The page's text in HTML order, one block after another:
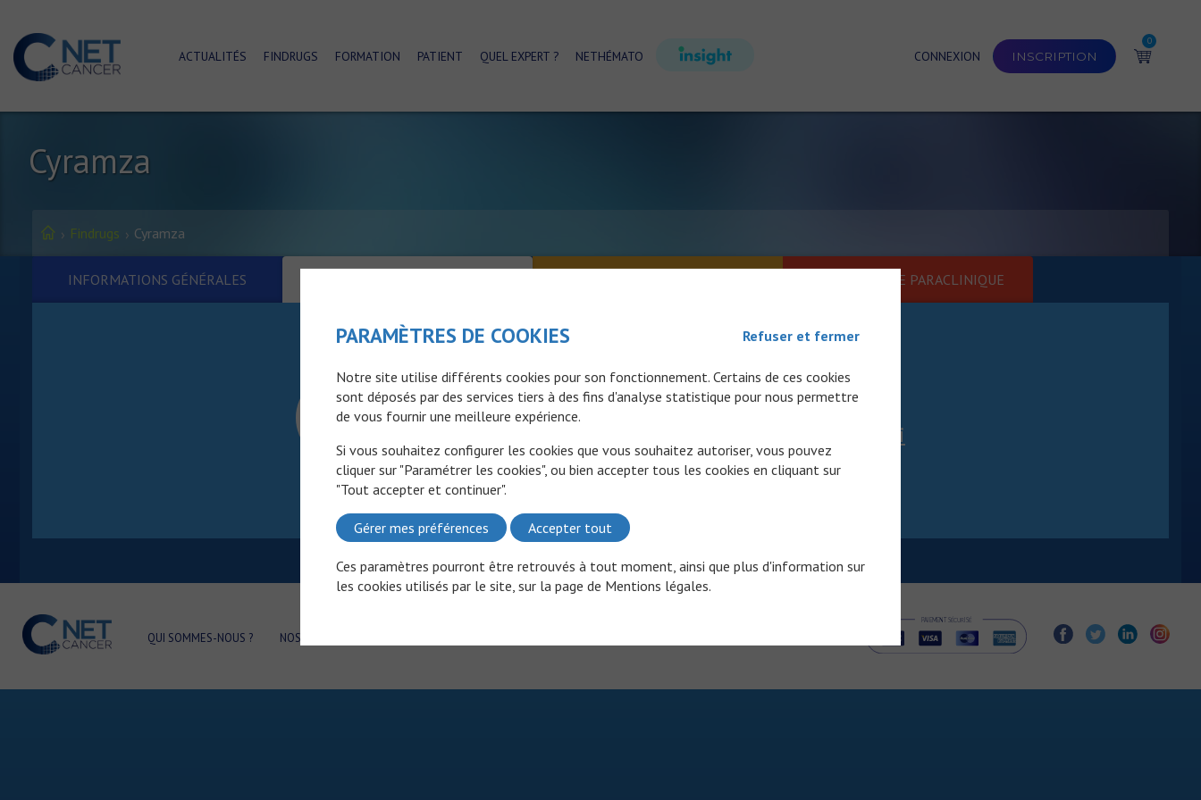
ACTUALITÉS FINDRUGS FORMATION PATIENT QUEL EXPERT ? NETHÉMATO CONNEXION INSCRIPTION
0
Cyramza
Findrugs Cyramza
INFORMATIONS GÉNÉRALES SURVEILLANCE PARACLINIQUE
Ce contenu est réservé aux professionnels de santé.
créez le ici
QUI SOMMES-NOUS ? NOS PARTENAIRES
Refuser et fermer
PARAMÈTRES DE COOKIES
Notre site utilise différents cookies pour son fonctionnement. Certains de ces cookies
sont déposés par des services tiers à des fins d'analyse statistique pour nous permettre
de vous fournir une meilleure expérience.
Si vous souhaitez configurer les cookies que vous souhaitez autoriser, vous pouvez
cliquer sur "Paramétrer les cookies", ou bien accepter tous les cookies en cliquant sur
"Tout accepter et continuer".
Gérer mes préférences Accepter tout
Ces paramètres pourront être retrouvés à tout moment, ainsi que plus d'information sur
les cookies utilisés par le site, sur la page de Mentions légales.